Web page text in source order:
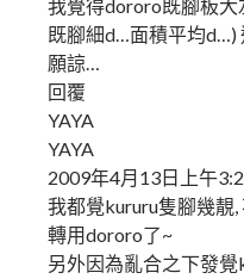
我覺得dororo既腳板
既腳細d…面積平均d…)
願諒…
回覆
YAYA
YAYA
2009年4月13日上午
我都覺kururu隻腳幾靚
轉用dororo了~
另外因為亂合之下發